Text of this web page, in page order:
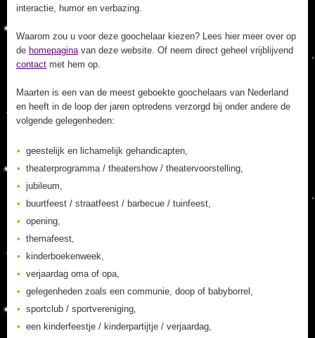
interactie, humor en verbazing.
Waarom zou u voor deze goochelaar kiezen? Lees hier meer over op
de homepaginavan deze website. Of neem direct geheel vrijblijvend
contact met hem op.
Maarten is een van de meest geboekte goochelaars van Nederland
en heeft in de loop der jaren optredens verzorgd bij onder andere de
volgende gelegenheden:
geestelijk en lichamelijk gehandicapten,
theaterprogramma / theatershow / theatervoorstelling,
jubileum,
buurtfeest / straatfeest / barbecue / tuinfeest,
opening,
themafeest,
kinderboekenweek,
verjaardag oma of opa,
gelegenheden zoals een communie, doop of babyborrel,
sportclub / sportvereniging,
een kinderfeestje / kinderpartijtje / verjaardag,